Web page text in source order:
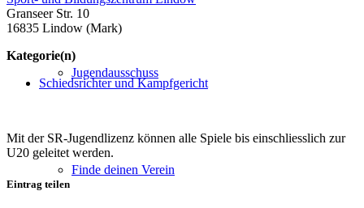
Jugendausschuss
Finde deinen Verein
Granseer Str. 10
16835 Lindow (Mark)
Kategorie(n)
Schiedsrichter und Kampfgericht
Mit der SR-Jugendlizenz können alle Spiele bis einschliesslich zur
U20 geleitet werden.
Eintrag teilen